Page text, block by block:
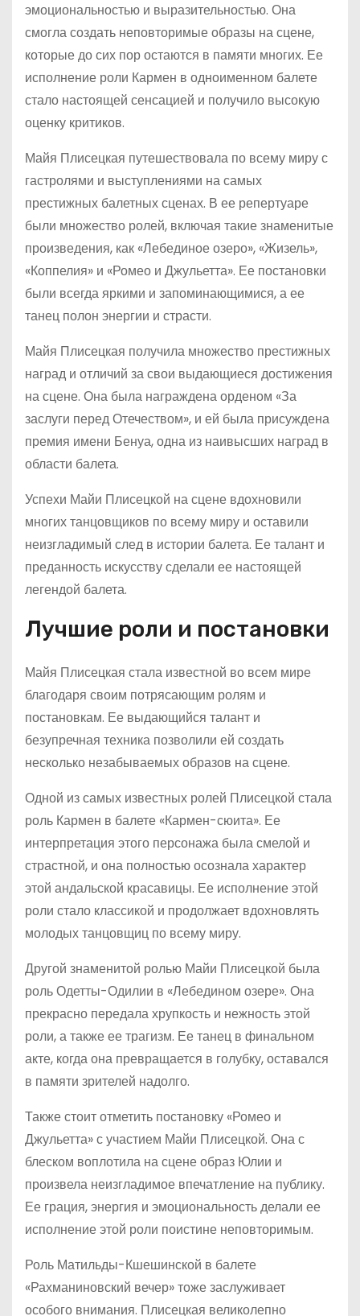
эмоциональностью и выразительностью. Она
смогла создать неповторимые образы на сцене,
которые до сих пор остаются в памяти многих. Ее
исполнение роли Кармен в одноименном балете
стало настоящей сенсацией и получило высокую
оценку критиков.
Майя Плисецкая путешествовала по всему миру с
гастролями и выступлениями на самых
престижных балетных сценах. В ее репертуаре
были множество ролей, включая такие знаменитые
произведения, как «Лебединое озеро», «Жизель»,
«Коппелия» и «Ромео и Джульетта». Ее постановки
были всегда яркими и запоминающимися, а ее
танец полон энергии и страсти.
Майя Плисецкая получила множество престижных
наград и отличий за свои выдающиеся достижения
на сцене. Она была награждена орденом «За
заслуги перед Отечеством», и ей была присуждена
премия имени Бенуа, одна из наивысших наград в
области балета.
Успехи Майи Плисецкой на сцене вдохновили
многих танцовщиков по всему миру и оставили
неизгладимый след в истории балета. Ее талант и
преданность искусству сделали ее настоящей
легендой балета.
Лучшие роли и постановки
Майя Плисецкая стала известной во всем мире
благодаря своим потрясающим ролям и
постановкам. Ее выдающийся талант и
безупречная техника позволили ей создать
несколько незабываемых образов на сцене.
Одной из самых известных ролей Плисецкой стала
роль Кармен в балете «Кармен-сюита». Ее
интерпретация этого персонажа была смелой и
страстной, и она полностью осознала характер
этой андальской красавицы. Ее исполнение этой
роли стало классикой и продолжает вдохновлять
молодых танцовщиц по всему миру.
Другой знаменитой ролью Майи Плисецкой была
роль Одетты-Одилии в «Лебедином озере». Она
прекрасно передала хрупкость и нежность этой
роли, а также ее трагизм. Ее танец в финальном
акте, когда она превращается в голубку, оставался
в памяти зрителей надолго.
Также стоит отметить постановку «Ромео и
Джульетта» с участием Майи Плисецкой. Она с
блеском воплотила на сцене образ Юлии и
произвела неизгладимое впечатление на публику.
Ее грация, энергия и эмоциональность делали ее
исполнение этой роли поистине неповторимым.
Роль Матильды-Кшешинской в балете
«Рахманиновский вечер» тоже заслуживает
особого внимания. Плисецкая великолепно